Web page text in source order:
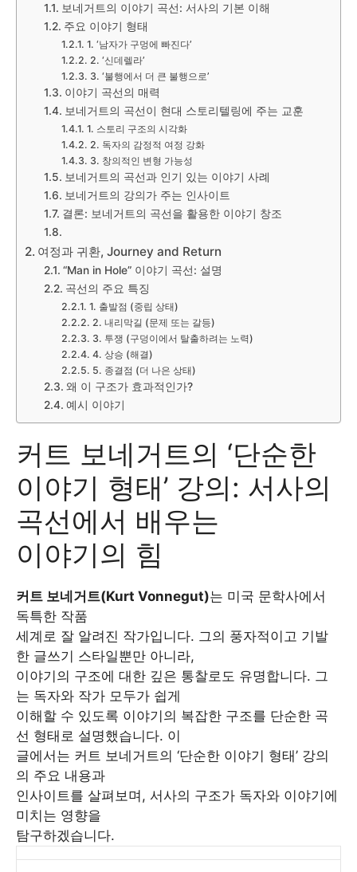
보네거트의 이야기 곡선: 서사의 기본 이해
주요 이야기 형태
1. ‘남자가 구멍에 빠진다’
2. ‘신데렐라’
3. ‘불행에서 더 큰 불행으로’
이야기 곡선의 매력
보네거트의 곡선이 현대 스토리텔링에 주는 교훈
1. 스토리 구조의 시각화
2. 독자의 감정적 여정 강화
3. 창의적인 변형 가능성
보네거트의 곡선과 인기 있는 이야기 사례
보네거트의 강의가 주는 인사이트
결론: 보네거트의 곡선을 활용한 이야기 창조
여정과 귀환, Journey and Return
“Man in Hole” 이야기 곡선: 설명
곡선의 주요 특징
1. 출발점 (중립 상태)
2. 내리막길 (문제 또는 갈등)
3. 투쟁 (구덩이에서 탈출하려는 노력)
4. 상승 (해결)
5. 종결점 (더 나은 상태)
왜 이 구조가 효과적인가?
예시 이야기
커트 보네거트의 ‘단순한
이야기 형태’ 강의: 서사의
곡선에서 배우는
이야기의 힘
커트 보네거트(Kurt Vonnegut)는 미국 문학사에서
독특한 작품
세계로 잘 알려진 작가입니다. 그의 풍자적이고 기발
한 글쓰기 스타일뿐만 아니라,
이야기의 구조에 대한 깊은 통찰로도 유명합니다. 그
는 독자와 작가 모두가 쉽게
이해할 수 있도록 이야기의 복잡한 구조를 단순한 곡
선 형태로 설명했습니다. 이
글에서는 커트 보네거트의 ‘단순한 이야기 형태’ 강의
의 주요 내용과
인사이트를 살펴보며, 서사의 구조가 독자와 이야기에
미치는 영향을
탐구하겠습니다.